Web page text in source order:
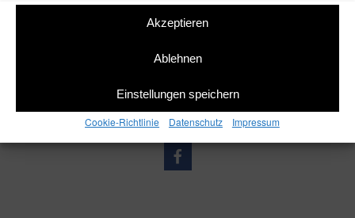
Akzeptieren
Ablehnen
Einstellungen speichern
Cookie-Richtlinie Datenschutz Impressum